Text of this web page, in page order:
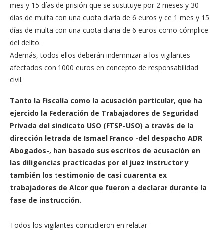
mes y 15 días de prisión que se sustituye por 2 meses y 30
días de multa con una cuota diaria de 6 euros y de 1 mes y 15
días de multa con una cuota diaria de 6 euros como cómplice
del delito.
Además, todos ellos deberán indemnizar a los vigilantes
afectados con 1000 euros en concepto de responsabilidad
civil.
Tanto la Fiscalía como la acusación particular, que ha
ejercido la Federación de Trabajadores de Seguridad
Privada del sindicato USO (FTSP-USO) a través de la
dirección letrada de Ismael Franco -del despacho ADR
Abogados-, han basado sus escritos de acusación en
las diligencias practicadas por el juez instructor y
también los testimonio de casi cuarenta ex
trabajadores de Alcor que fueron a declarar durante la
fase de instrucción.
Todos los vigilantes coincidieron en relatar